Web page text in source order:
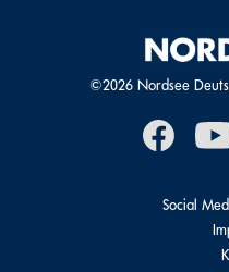
©2026 Nordsee
Social